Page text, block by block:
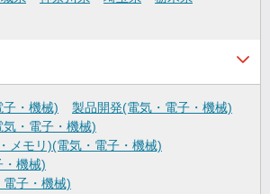
・機械)
製品開発(電気・電子・機械)
・電子・機械)
メモリ)(電気・電子・機械)
・機械)
子・機械)